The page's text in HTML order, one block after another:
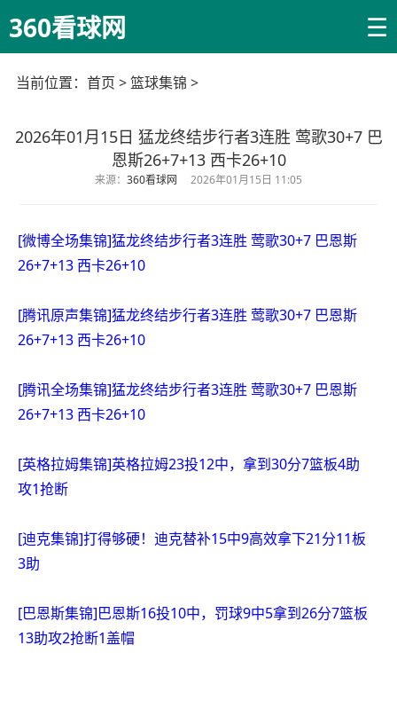
360看球网 ☰
当前位置： 首页 >篮球集锦 >
2026年01月15日 猛龙终结步行者3连胜 莺歌30+7 巴
恩斯26+7+13 西卡26+10
来源： 360看球网 2026年01月15日 11:05
[微博全场集锦]猛龙终结步行者3连胜 莺歌30+7 巴恩斯
26+7+13 西卡26+10
[腾讯原声集锦]猛龙终结步行者3连胜 莺歌30+7 巴恩斯
26+7+13 西卡26+10
[腾讯全场集锦]猛龙终结步行者3连胜 莺歌30+7 巴恩斯
26+7+13 西卡26+10
[英格拉姆集锦]英格拉姆23投12中，拿到30分7篮板4助
攻1抢断
[迪克集锦]打得够硬！迪克替补15中9高效拿下21分11板
3助
[巴恩斯集锦]巴恩斯16投10中，罚球9中5拿到26分7篮板
13助攻2抢断1盖帽